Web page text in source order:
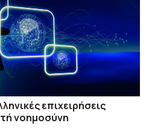
επιχειρήσεις
νοημοσύνη